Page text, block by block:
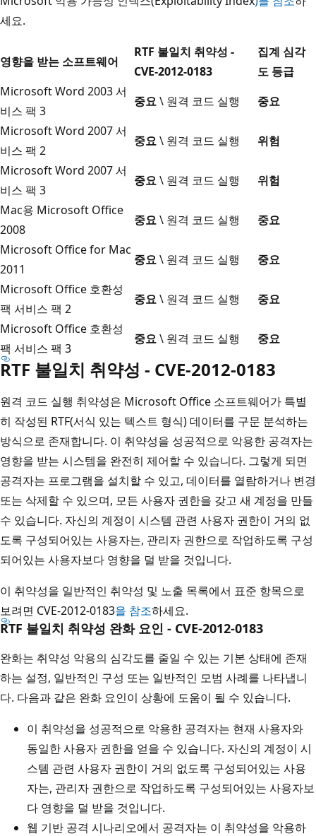
세요.
영향을 받는 소프트웨어
RTF 불일치 취약성 -
CVE-2012-0183
집계 심각
도 등급
Microsoft Word 2003 서
비스 팩 3
중요\ 원격 코드 실행
중요
Microsoft Word 2007 서
비스 팩 2
중요\ 원격 코드 실행
위험
Microsoft Word 2007 서
비스 팩 3
중요\ 원격 코드 실행
위험
Mac용 Microsoft Office
2008
중요\ 원격 코드 실행
중요
Microsoft Office for Mac
2011
중요\ 원격 코드 실행
중요
Microsoft Office 호환성
팩 서비스 팩 2
중요\ 원격 코드 실행
중요
Microsoft Office 호환성
팩 서비스 팩 3
중요\ 원격 코드 실행 중요
RTF 불일치 취약성 - CVE-2012-0183
원격 코드 실행 취약성은 Microsoft Office 소프트웨어가 특별
히 작성된 RTF(서식 있는 텍스트 형식) 데이터를 구문 분석하는
방식으로 존재합니다. 이 취약성을 성공적으로 악용한 공격자는
영향을 받는 시스템을 완전히 제어할 수 있습니다. 그렇게 되면
공격자는 프로그램을 설치할 수 있고, 데이터를 열람하거나 변경
또는 삭제할 수 있으며, 모든 사용자 권한을 갖고 새 계정을 만들
수 있습니다. 자신의 계정이 시스템 관련 사용자 권한이 거의 없
도록 구성되어있는 사용자는, 관리자 권한으로 작업하도록 구성
되어있는 사용자보다 영향을 덜 받을 것입니다.
이 취약성을 일반적인 취약성 및 노출 목록에서 표준 항목으로
보려면 CVE-2012-0183을 참조하세요.
RTF 불일치 취약성 완화 요인 - CVE-2012-0183
완화는 취약성 악용의 심각도를 줄일 수 있는 기본 상태에 존재
하는 설정, 일반적인 구성 또는 일반적인 모범 사례를 나타냅니
다. 다음과 같은 완화 요인이 상황에 도움이 될 수 있습니다.
이 취약성을 성공적으로 악용한 공격자는 현재 사용자와
동일한 사용자 권한을 얻을 수 있습니다. 자신의 계정이 시
스템 관련 사용자 권한이 거의 없도록 구성되어있는 사용
자는, 관리자 권한으로 작업하도록 구성되어있는 사용자보
다 영향을 덜 받을 것입니다.
웹 기반 공격 시나리오에서 공격자는 이 취약성을 악용하